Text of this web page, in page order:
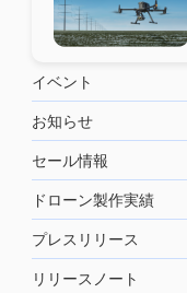
イベント
お知らせ
セール情報
ドローン製作実績
プレスリリース
リリースノート